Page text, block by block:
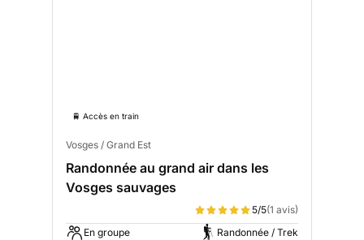
🚆 Accès en train
Vosges / Grand Est
Randonnée au grand air dans les
Vosges sauvages
5/5(1 avis)
En groupe
Randonnée / Trek